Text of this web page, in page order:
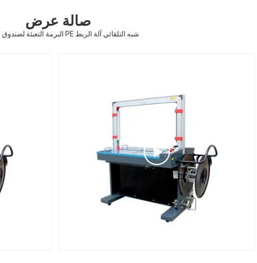
صالة عرض
شبه التلقائي آلة الربط PE البرمة التعبئة لصندوق الكرتون